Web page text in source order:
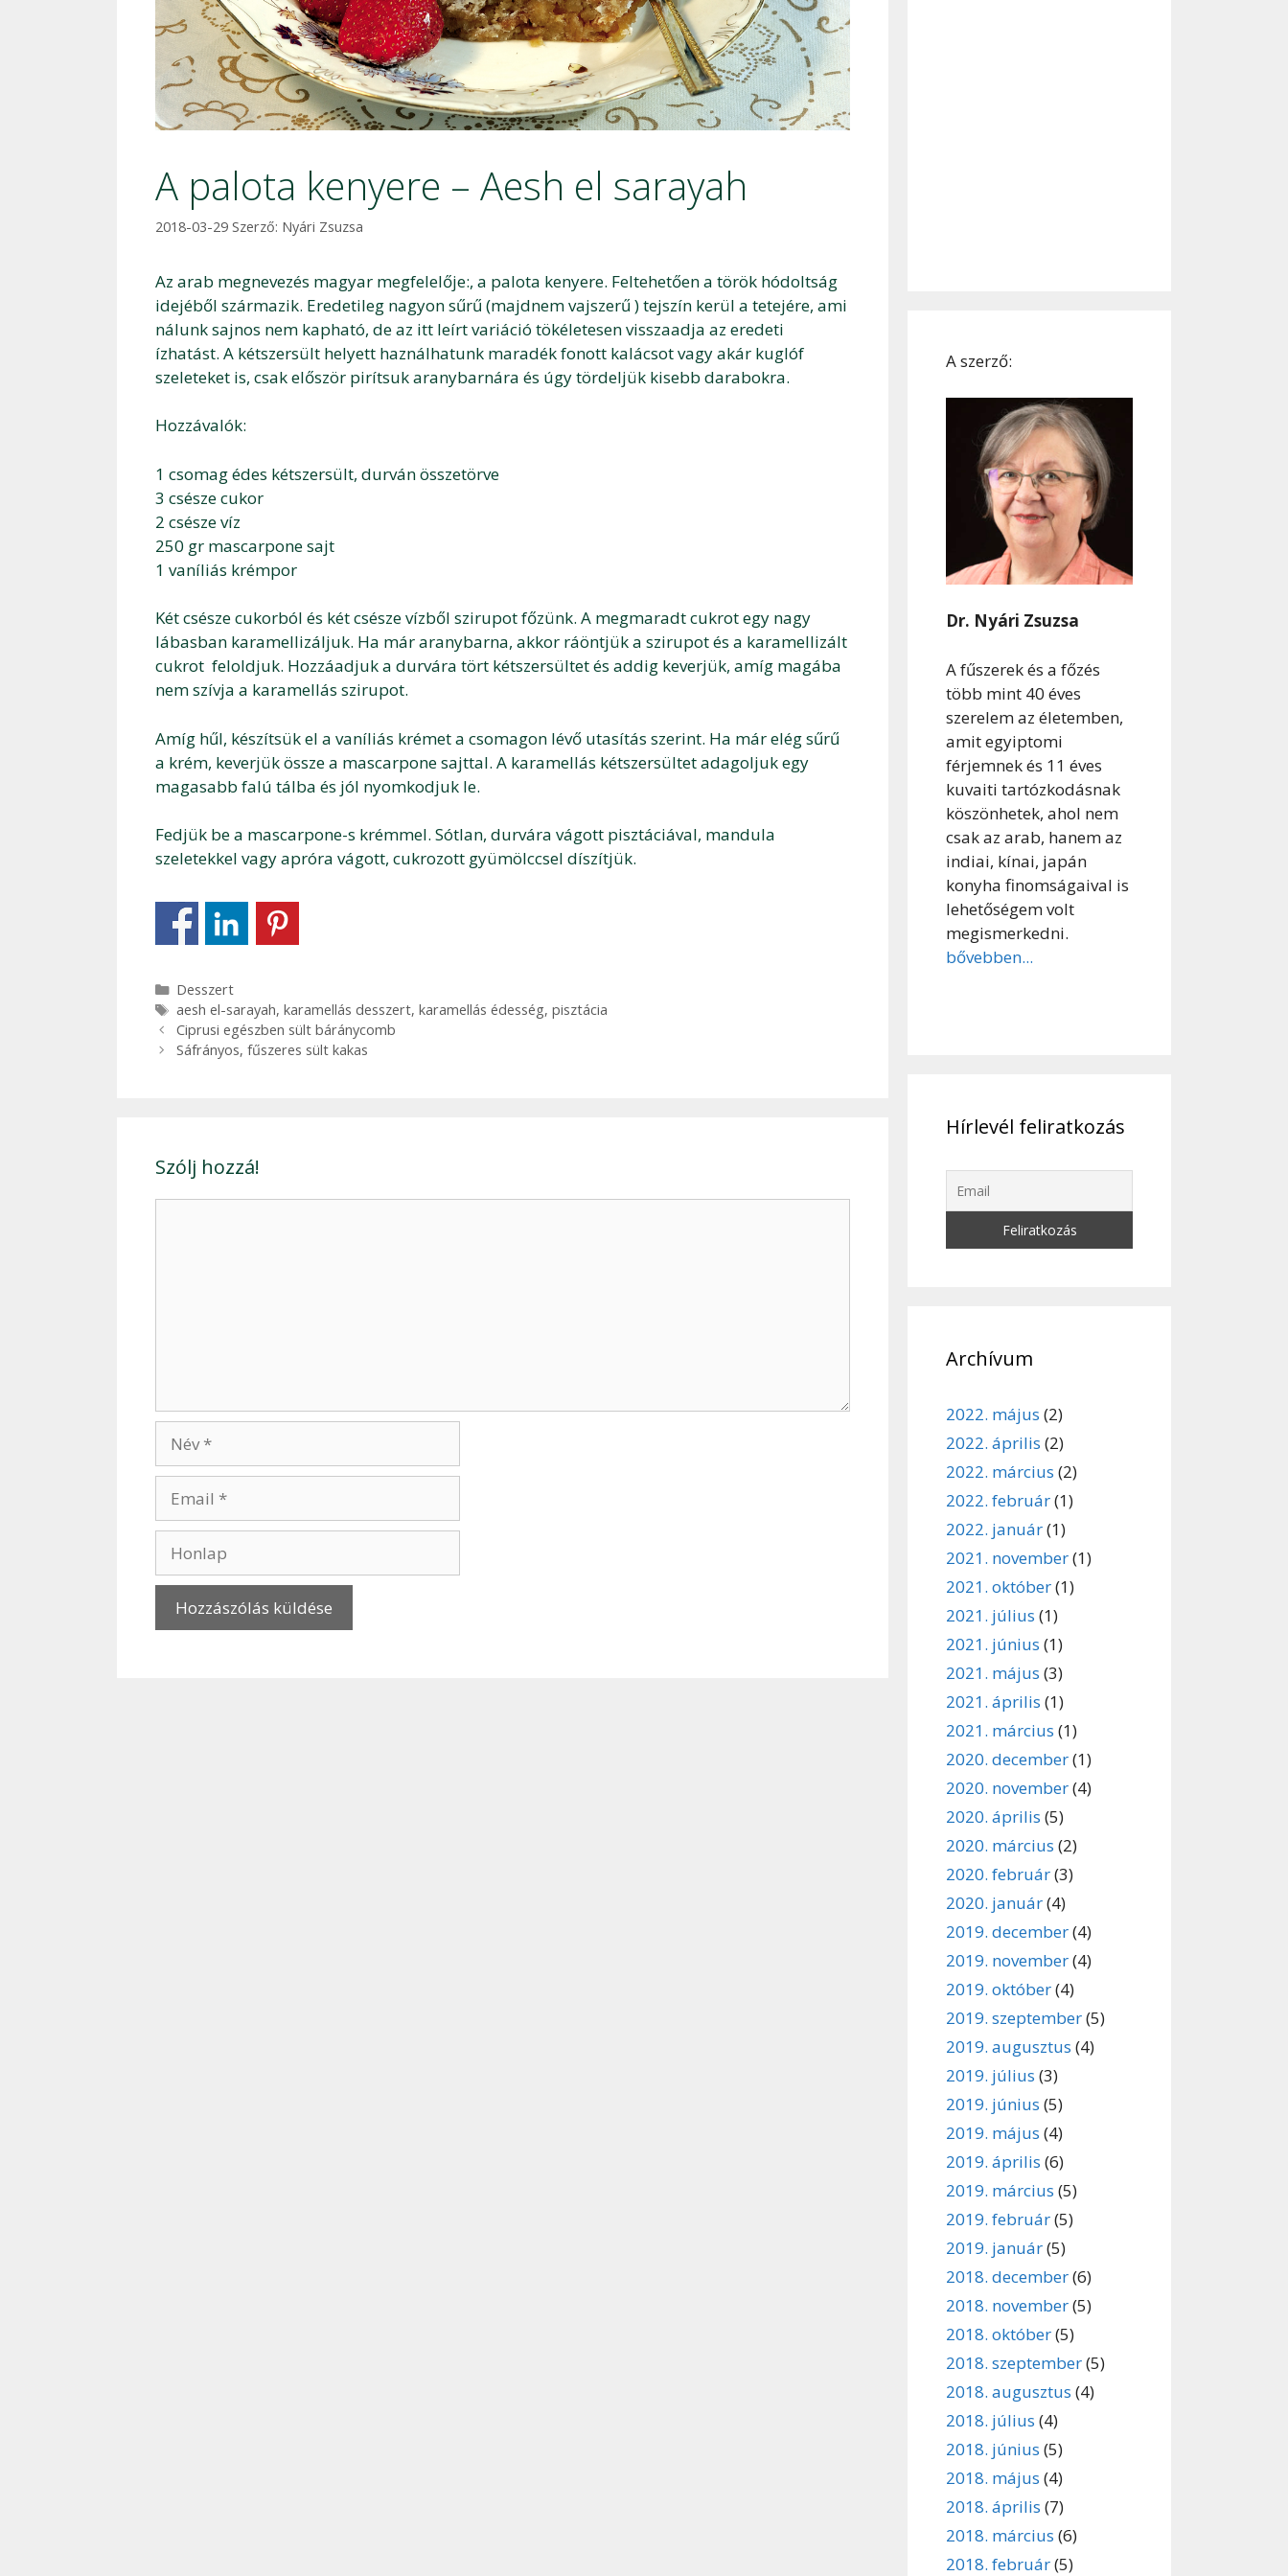
A palota kenyere – Aesh el sarayah
2018-03-29 Szerző: Nyári Zsuzsa
Az arab megnevezés magyar megfelelője:, a palota kenyere. Feltehetően a török hódoltság
idejéből származik. Eredetileg nagyon sűrű (majdnem vajszerű ) tejszín kerül a tetejére, ami
nálunk sajnos nem kapható, de az itt leírt variáció tökéletesen visszaadja az eredeti
ízhatást. A kétszersült helyett haználhatunk maradék fonott kalácsot vagy akár kuglóf
szeleteket is, csak először pirítsuk aranybarnára és úgy tördeljük kisebb darabokra.
Hozzávalók:
1 csomag édes kétszersült, durván összetörve
3 csésze cukor
2 csésze víz
250 gr mascarpone sajt
1 vaníliás krémpor
Két csésze cukorból és két csésze vízből szirupot főzünk. A megmaradt cukrot egy nagy
lábasban karamellizáljuk. Ha már aranybarna, akkor ráöntjük a szirupot és a karamellizált
cukrot feloldjuk. Hozzáadjuk a durvára tört kétszersültet és addig keverjük, amíg magába
nem szívja a karamellás szirupot.
Amíg hűl, készítsük el a vaníliás krémet a csomagon lévő utasítás szerint. Ha már elég sűrű
a krém, keverjük össze a mascarpone sajttal. A karamellás kétszersültet adagoljuk egy
magasabb falú tálba és jól nyomkodjuk le.
Fedjük be a mascarpone-s krémmel. Sótlan, durvára vágott pisztáciával, mandula
szeletekkel vagy apróra vágott, cukrozott gyümölccsel díszítjük.
Kategória
Desszert
Címkék
aesh el-sarayah, karamellás desszert, karamellás édesség, pisztácia
Bejegyzés
navigáció
Ciprusi egészben sült báránycomb
Sáfrányos, fűszeres sült kakas
Szólj hozzá!
A szerző:
Dr. Nyári Zsuzsa
A fűszerek és a főzés
több mint 40 éves
szerelem az életemben,
amit egyiptomi
férjemnek és 11 éves
kuvaiti tartózkodásnak
köszönhetek, ahol nem
csak az arab, hanem az
indiai, kínai, japán
konyha finomságaival is
lehetőségem volt
megismerkedni.
bővebben...
Hírlevél feliratkozás
Archívum
2022. május (2)
2022. április (2)
2022. március (2)
2022. február(1)
2022. január(1)
2021. november(1)
2021. október(1)
2021. július (1)
2021. június (1)
2021. május (3)
2021. április (1)
2021. március (1)
2020. december(1)
2020. november(4)
2020. április (5)
2020. március (2)
2020. február(3)
2020. január(4)
2019. december(4)
2019. november(4)
2019. október(4)
2019. szeptember(5)
2019. augusztus (4)
2019. július (3)
2019. június (5)
2019. május (4)
2019. április (6)
2019. március (5)
2019. február(5)
2019. január(5)
2018. december(6)
2018. november(5)
2018. október(5)
2018. szeptember(5)
2018. augusztus (4)
2018. július (4)
2018. június (5)
2018. május (4)
2018. április (7)
2018. március (6)
2018. február(5)